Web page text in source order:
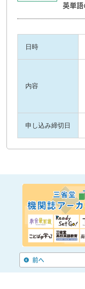
英単語
日時
内容
申し込み締切日
前へ